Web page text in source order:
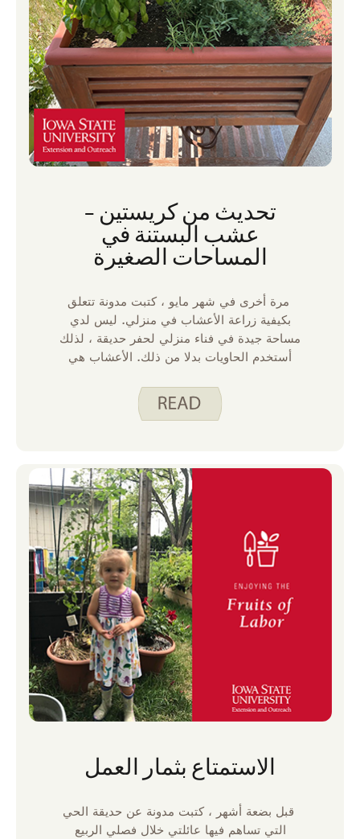
تحديث من كريستين –
عشب البستنة في
المساحات الصغيرة
مرة أخرى في شهر مايو ، كتبت مدونة تتعلق
بكيفية زراعة الأعشاب في منزلي. ليس لدي
مساحة جيدة في فناء منزلي لحفر حديقة ، لذلك
أستخدم الحاويات بدلا من ذلك. الأعشاب هي
تنمو بشكل جيد للغاية في صيف ولاية أيوا وتشغل
مساحة صغيرة. ناهيك عن أن الأعشاب الطازجة
الأعشاب الطازجة مقابل أموال أقل بكثير.
الاستمتاع بثمار العمل
قبل بضعة أشهر ، كتبت مدونة عن حديقة الحي
التي تساهم فيها عائلتي خلال فصلي الربيع